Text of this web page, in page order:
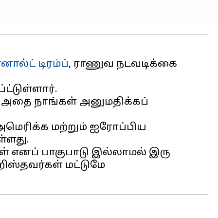
டிரம்ப், ராணுவ நடவடிக்கை
அதை நாங்கள் அனுமதிக்கப்
மற்றும் ஐரோப்பிய
எனப் பாகுபாடு இல்லாமல் இரு
மட்டுமே